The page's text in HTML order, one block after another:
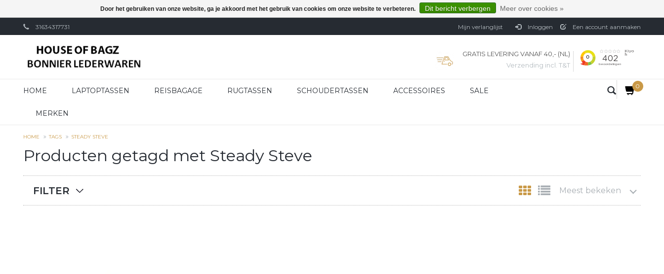
31634317731 Mijn verlanglijst Inloggen Een account aanmaken
GRATIS LEVERING VANAF 40,- (NL)
Verzending incl. T&T
HOME LAPTOPTASSEN REISBAGAGE RUGTASSEN SCHOUDERTASSEN ACCESSOIRES SALE
MERKEN
0
HOME TAGS STEADY STEVE
Producten getagd met Steady Steve
FILTER Meest bekeken
Door het gebruiken van onze website, ga je akkoord met het gebruik van cookies om onze website te verbeteren. Dit bericht verbergen Meer over cookies »